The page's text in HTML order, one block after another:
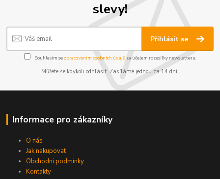
slevy!
Přihlásit se
Souhlasím se zpracováním osobních údajůza účelem rozesílky newsletteru.
Můžete se kdykoli odhlásit. Zasíláme jednou za 14 dní.
Informace pro zákazníky
O nás
Jak nakupovat
Obchodní podmínky
Kontakty